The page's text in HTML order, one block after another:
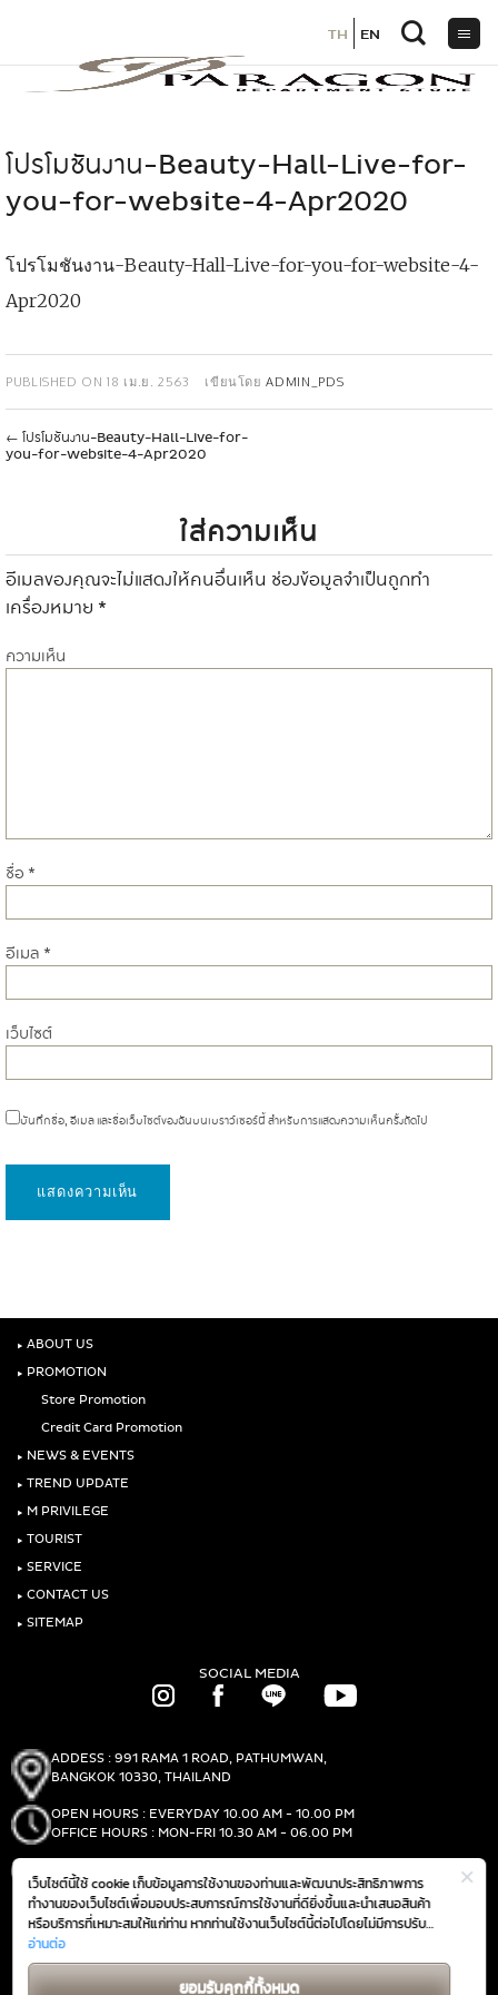
เว็บไซต์นี้ใช้ cookie เก็บข้อมูลการใช้งานของท่านและพัฒนาประสิทธิภาพการ
ทำงานของเว็บไซต์เพื่อมอบประสบการณ์การใช้งานที่ดียิ่งขึ้นและนำเสนอสินค้า
หรือบริการที่เหมาะสมให้แก่ท่าน หากท่านใช้งานเว็บไซต์นี้ต่อไปโดยไม่มีการปรับ
ตั้งค่าใดๆ ถือว่าท่านยอมรับตาม
ของเรา
อ่านต่อ
ยอมรับคุกกี้ทั้งหมด
โปรโมชันงาน-Beauty-Hall-Live-for-
you-for-website-4-Apr2020
โปรโมชันงาน-Beauty-Hall-Live-for-you-for-website-4-
Apr2020
PUBLISHED ON18 เม.ย. 2563 เขียนโดยADMIN_PDS
เ
นู
นำ
ท
รื่
อ
ง
← โปรโมชันงาน-Beauty-Hall-Live-for-
you-for-website-4-Apr2020
ใส่ความเห็น
อีเมลของคุณจะไม่แสดงให้คนอื่นเห็น ช่องข้อมูลจำเป็นถูกทำ
เครื่องหมาย *
ความเห็น
ชื่อ *
อีเมล *
เว็บไซต์
บันทึกชื่อ, อีเมล และชื่อเว็บไซต์ของฉันบนเบราว์เซอร์นี้ สำหรับการแสดงความเห็นครั้งถัดไป
‣ ABOUT US
‣ PROMOTION
Store Promotion
Credit Card Promotion
‣ NEWS & EVENTS
‣ TREND UPDATE
‣ M PRIVILEGE
‣ TOURIST
‣ SERVICE
‣ CONTACT US
‣ SITEMAP
SOCIAL MEDIA
ADDESS : 991 RAMA 1 ROAD, PATHUMWAN,
BANGKOK 10330, THAILAND
OPEN HOURS : EVERYDAY 10.00 AM - 10.00 PM
OFFICE HOURS : MON-FRI 10.30 AM - 06.00 PM
FAX :(+66)2-690-1000
TH EN
TH EN